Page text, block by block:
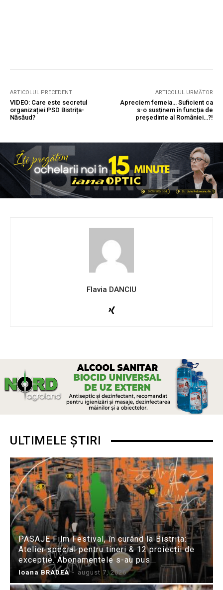
ARTICOLUL PRECEDENT
VIDEO: Care este secretul
organizației PSD Bistrița-
Năsăud?
ARTICOLUL URMĂTOR
Apreciem femeia… Suficient ca
s-o susținem în funcția de
președinte al României…?!
Flavia DANCIU
ULTIMELE ȘTIRI
PASAJE Film Festival, în curând la Bistrița:
Atelier special pentru tineri & 12 proiecții de
excepție. Abonamentele s-au pus...
Ioana BRADEA - august 7, 2026